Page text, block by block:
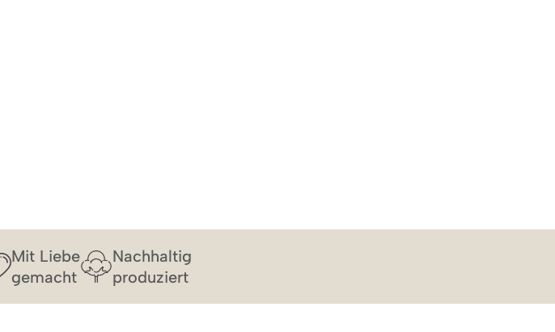
Mit Liebe
gemacht
Nachhaltig
produziert